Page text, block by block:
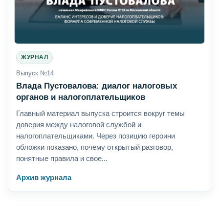
ЖУРНАЛ
Выпуск №14
Влада Пустовалова: диалог налоговых
органов и налогоплательщиков
Главный материал выпуска строится вокруг темы
доверия между налоговой службой и
налогоплательщиками. Через позицию героини
обложки показано, почему открытый разговор,
понятные правила и свое...
Архив журнала